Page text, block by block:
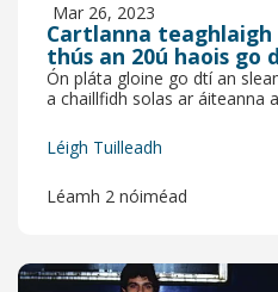
Mar 26, 2023
Cartlanna
thús an 20ú haois go
Ón pláta gloine go dtí an
a chaillfidh solas ar áiteanna
Léigh Tuilleadh
Léamh 2 nóiméad